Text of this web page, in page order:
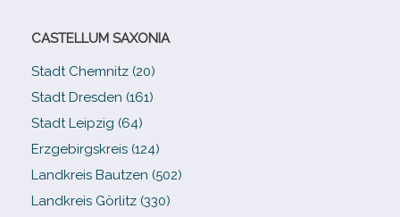
CASTELLUM SAXONIA
Stadt Chemnitz (20)
Stadt Dresden (161)
Stadt Leipzig (64)
Erzgebirgskreis (124)
Landkreis Bautzen (502)
Landkreis Görlitz (330)